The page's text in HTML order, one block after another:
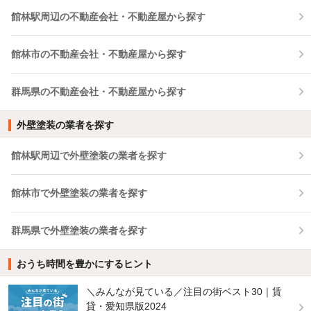
館林駅周辺の不動産会社・不動産屋から探す
館林市の不動産会社・不動産屋から探す
群馬県の不動産会社・不動産屋から探す
外壁塗装の業者を探す
館林駅周辺で外壁塗装の業者を探す
館林市で外壁塗装の業者を探す
群馬県で外壁塗装の業者を探す
おうち時間を豊かにするヒント
＼みんなが見ている／注目の街ベスト30｜賃
貸・愛知県版2024